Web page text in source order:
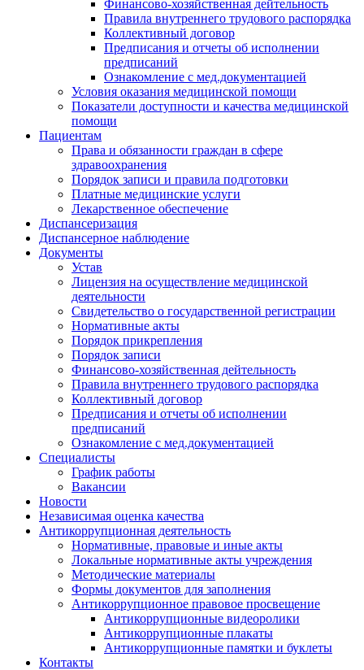
Финансово-хозяйственная дейтельность
Правила внутреннего трудового распорядка
Коллективный договор
Предписания и отчеты об исполнении
предписаний
Ознакомление с мед.документацией
Условия оказания медицинской помощи
Показатели доступности и качества медицинской
помощи
Пациентам
Права и обязанности граждан в сфере
здравоохранения
Порядок записи и правила подготовки
Платные медицинские услуги
Лекарственное обеспечение
Диспансеризация
Диспансерное наблюдение
Документы
Устав
Лицензия на осуществление медицинской
деятельности
Свидетельство о государственной регистрации
Нормативные акты
Порядок прикрепления
Порядок записи
Финансово-хозяйственная дейтельность
Правила внутреннего трудового распорядка
Коллективный договор
Предписания и отчеты об исполнении
предписаний
Ознакомление с мед.документацией
Специалисты
График работы
Вакансии
Новости
Независимая оценка качества
Антикоррупционная деятельность
Нормативные, правовые и иные акты
Локальные нормативные акты учреждения
Методические материалы
Формы документов для заполнения
Антикоррупционное правовое просвещение
Антикоррупционные видеоролики
Антикоррупционные плакаты
Антикоррупционные памятки и буклеты
Контакты